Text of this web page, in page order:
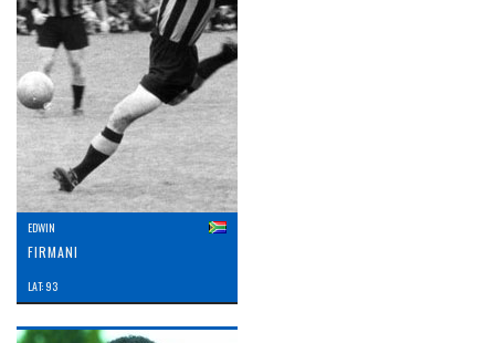
EDWIN
FIRMANI
LAT: 93